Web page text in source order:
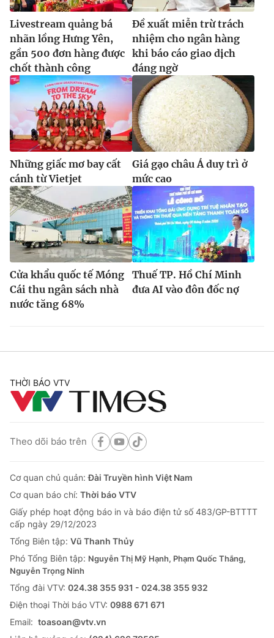
Livestream quảng bá
nhãn lồng Hưng Yên,
gần 500 đơn hàng được
chốt thành công
Đề xuất miễn trừ trách
nhiệm cho ngân hàng
khi báo cáo giao dịch
đáng ngờ
Những giấc mơ bay cất
cánh từ Vietjet
Giá gạo châu Á duy trì ở
mức cao
Cửa khẩu quốc tế Móng
Cái thu ngân sách nhà
nước tăng 68%
Thuế TP. Hồ Chí Minh
đưa AI vào đôn đốc nợ
THỜI BÁO VTV
Theo dõi báo trên
Cơ quan chủ quản:Đài Truyền hình Việt Nam
Cơ quan báo chí: Thời báo VTV
Giấy phép hoạt động báo in và báo điện tử số 483/GP-BTTTT
cấp ngày 29/12/2023
Tổng Biên tập: Vũ Thanh Thủy
Phó Tổng Biên tập: Nguyễn Thị Mỹ Hạnh, Phạm Quốc Thắng,
Nguyễn Trọng Ninh
Tổng đài VTV: 024.38 355 931 - 024.38 355 932
Ðiện thoại Thời báo VTV: 0988 671 671
Email: toasoan@vtv.vn